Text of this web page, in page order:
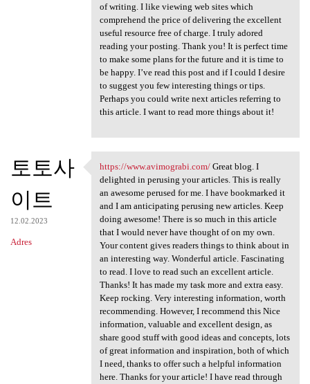
of writing. I like viewing web sites which
comprehend the price of delivering the excellent
useful resource free of charge. I truly adored
reading your posting. Thank you! It is perfect time
to make some plans for the future and it is time to
be happy. I’ve read this post and if I could I desire
to suggest you few interesting things or tips.
Perhaps you could write next articles referring to
this article. I want to read more things about it!
토토사
이트
12.02.2023
Adres
https://www.avimograbi.com/
https://www.avimograbi.com/Great blog. I
delighted in perusing your articles. This is really
an awesome perused for me. I have bookmarked it
and I am anticipating perusing new articles. Keep
doing awesome! There is so much in this article
that I would never have thought of on my own.
Your content gives readers things to think about in
an interesting way. Wonderful article. Fascinating
to read. I love to read such an excellent article.
Thanks! It has made my task more and extra easy.
Keep rocking. Very interesting information, worth
recommending. However, I recommend this Nice
information, valuable and excellent design, as
share good stuff with good ideas and concepts, lots
of great information and inspiration, both of which
I need, thanks to offer such a helpful information
here. Thanks for your article! I have read through